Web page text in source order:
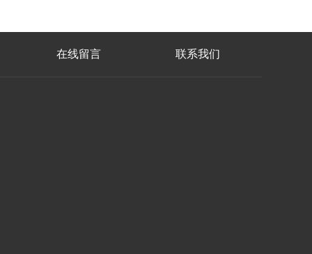
在线留言 联系我们